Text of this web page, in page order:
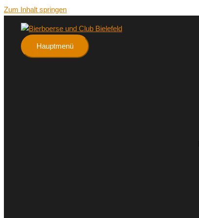
Zum Inhalt springen
Hauptmenü